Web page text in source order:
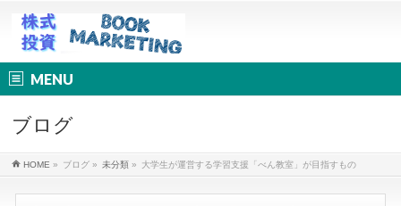
MENU
ブログ
HOME » ブログ » 未分類 » 大学生が運営する学習支援「べん教室」が目指すもの